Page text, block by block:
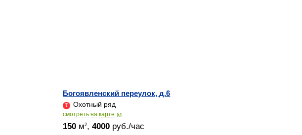
Богоявленский переулок, д.6
Охотный ряд
cмотреть на карте
150 м2,4000 руб./час